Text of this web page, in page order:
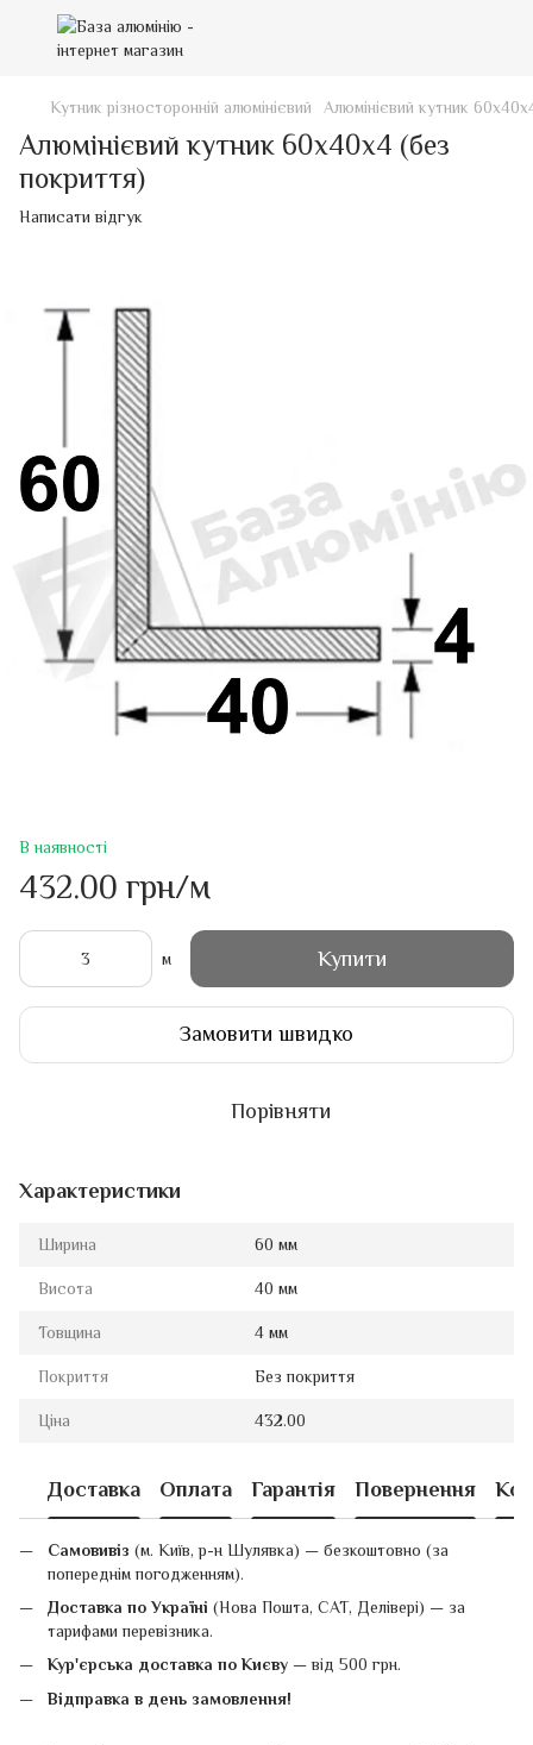
Кутник різносторонній алюмінієвий Алюмінієвий кутник
Алюмінієвий кутник 60х40х4 (без
покриття)
Написати відгук
В наявності
432.00 грн/м
м Купити
Замовити швидко
Порівняти
Характеристики
Ширина 60 мм
Висота 40 мм
Товщина 4 мм
Покриття Без покриття
Ціна 432.00
Доставка Оплата Гарантія Повернення
Самовивіз (м. Київ, р-н Шулявка) — безкоштовно (за
попереднім погодженням).
Доставка по Україні (Нова Пошта, САТ, Делівері) — за
тарифами перевізника.
Кур'єрська доставка по Києву — від 500 грн.
Відправка в день замовлення!